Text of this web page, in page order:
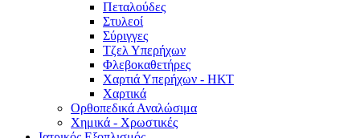
Πεταλούδες
Στυλεοί
Σύριγγες
Τζελ Υπερήχων
Φλεβοκαθετήρες
Χαρτιά Υπερήχων - ΗΚΤ
Χαρτικά
Ορθοπεδικά Αναλώσιμα
Χημικά - Χρωστικές